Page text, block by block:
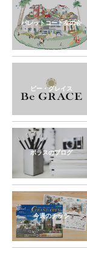
パレットコート友の会
ビー・グレイス
ポラスのブログ
今週のチラシ